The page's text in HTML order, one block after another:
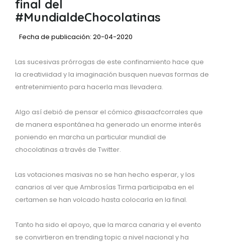
final del
#MundialdeChocolatinas
Fecha de publicación: 20-04-2020
Las sucesivas prórrogas de este confinamiento hace que
la creativiidad y la imaginación busquen nuevas formas de
entretenimiento para hacerla mas llevadera.
Algo así debió de pensar el cómico @isaacfcorrales que
de manera espontánea ha generado un enorme interés
poniendo en marcha un particular mundial de
chocolatinas a través de Twitter.
Las votaciones masivas no se han hecho esperar, y los
canarios al ver que Ambrosías Tirma participaba en el
certamen se han volcado hasta colocarla en la final.
Tanto ha sido el apoyo, que la marca canaria y el evento
se convirtieron en trending topic a nivel nacional y ha